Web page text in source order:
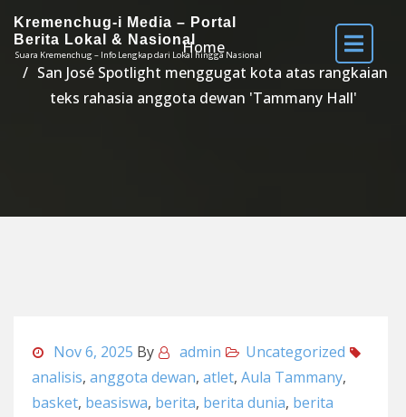
Kremenchug-i Media – Portal
Berita Lokal & Nasional
Suara Kremenchug – Info Lengkap dari Lokal hingga Nasional
Home
San José Spotlight menggugat kota atas rangkaian
teks rahasia anggota dewan 'Tammany Hall'
Nov 6, 2025 By admin
Uncategorized
analisis, anggota dewan, atlet, Aula Tammany,
basket, beasiswa, berita, berita dunia, berita